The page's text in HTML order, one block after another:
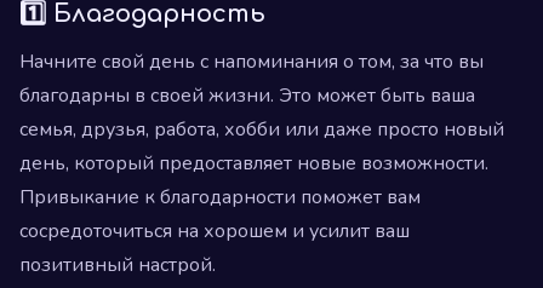
1️⃣ Благодарность
Начните свой день с напоминания о том, за что вы
благодарны в своей жизни. Это может быть ваша
семья, друзья, работа, хобби или даже просто новый
день, который предоставляет новые возможности.
Привыкание к благодарности поможет вам
сосредоточиться на хорошем и усилит ваш
позитивный настрой.